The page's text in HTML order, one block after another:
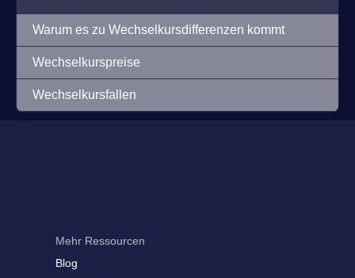
Warum es zu Wechselkursdifferenzen kommt
Wechselkurspreise
Wechselkursfallen
Mehr Ressourcen
Blog